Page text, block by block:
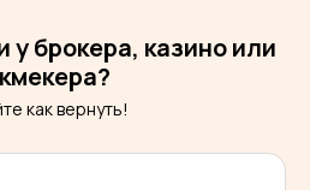
у брокера, казино или
как вернуть!